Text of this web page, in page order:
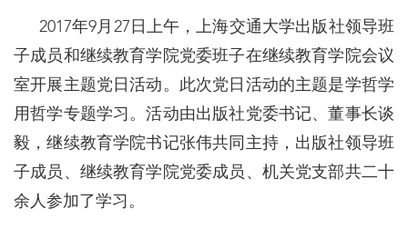
2017年9月27日上午，上海交通大学出版社领导班
子成员和继续教育学院党委班子在继续教育学院会议
室开展主题党日活动。此次党日活动的主题是学哲学
用哲学专题学习。活动由出版社党委书记、董事长谈
毅，继续教育学院书记张伟共同主持，出版社领导班
子成员、继续教育学院党委成员、机关党支部共二十
余人参加了学习。